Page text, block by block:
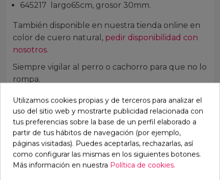
645217 largo65cm, grosor 30mm.
También disponible en nuestra tienda online en
color de cuero natural, pedir disponibilidad con
nosotros.
Siempre vigilar al perro o cachorro para que no lo
rompa.
Los stocks están constantemente cambiando,
los tiempos de entrega pueden variar, si tiene
dudas puede contactar con nosotros.
Puede descargar el catálogo
completoDESCARGAR y pedirnos las tarifas
PROFESIONALES.
Utilizamos cookies propias y de terceros para analizar el
uso del sitio web y mostrarte publicidad relacionada con
tus preferencias sobre la base de un perfil elaborado a
partir de tus hábitos de navegación (por ejemplo,
páginas visitadas). Puedes aceptarlas, rechazarlas, así
como configurar las mismas en los siguientes botones.
Más información en nuestra Política de cookies.